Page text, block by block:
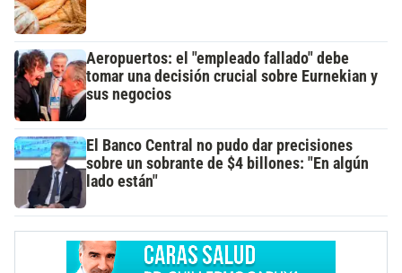
Aeropuertos: el "empleado fallado" debe
tomar una decisión crucial sobre Eurnekian y
sus negocios
El Banco Central no pudo dar precisiones
sobre un sobrante de $4 billones: "En algún
lado están"